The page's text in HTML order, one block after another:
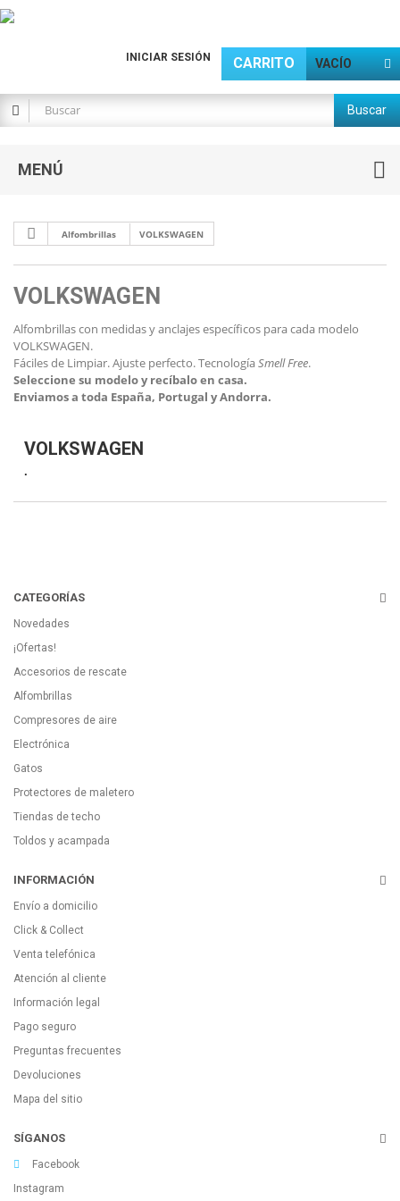
CARRITO VACÍO
INICIAR SESIÓN
Buscar
MENÚ
Alfombrillas VOLKSWAGEN
VOLKSWAGEN
Alfombrillas con medidas y anclajes específicos para cada modelo
VOLKSWAGEN.
Fáciles de Limpiar. Ajuste perfecto. TecnologíaSmell Free.
Seleccione su modelo y recíbalo en casa.
Enviamos a toda España, Portugal y Andorra.
VOLKSWAGEN
.
CATEGORÍAS
Novedades
¡Ofertas!
Accesorios de rescate
Alfombrillas
Compresores de aire
Electrónica
Gatos
Protectores de maletero
Tiendas de techo
Toldos y acampada
INFORMACIÓN
Envío a domicilio
Click & Collect
Venta telefónica
Atención al cliente
Información legal
Pago seguro
Preguntas frecuentes
Devoluciones
Mapa del sitio
SÍGANOS
Facebook
Instagram